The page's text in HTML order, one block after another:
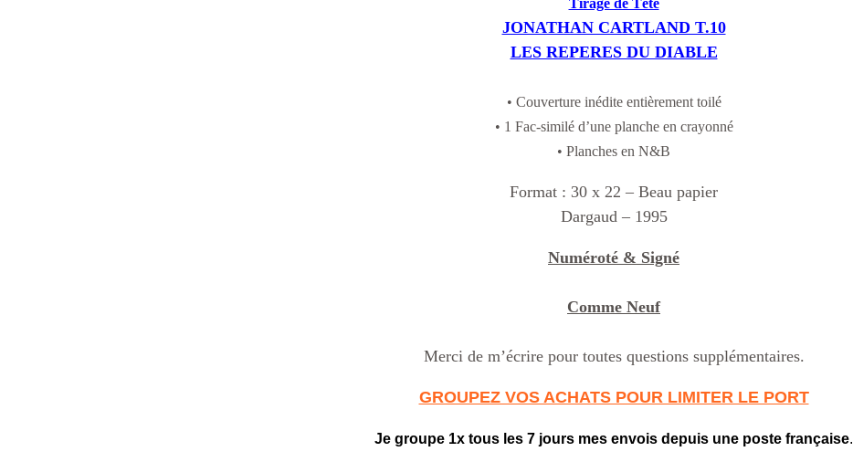
Tirage de Tête
JONATHAN CARTLAND T.10
LES REPERES DU DIABLE
• Couverture inédite entièrement toilé
• 1 Fac-similé d’une planche en crayonné
• Planches en N&B
Format : 30 x 22 – Beau papier
Dargaud – 1995
Numéroté & Signé
Comme Neuf
Merci de m’écrire pour toutes questions supplémentaires.
GROUPEZ VOS ACHATS POUR LIMITER LE PORT
Je groupe 1x tous les 7 jours mes envois depuis une poste française.